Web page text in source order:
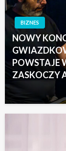
BIZNES
NOWY
POWSTAJE
ZASKOCZY